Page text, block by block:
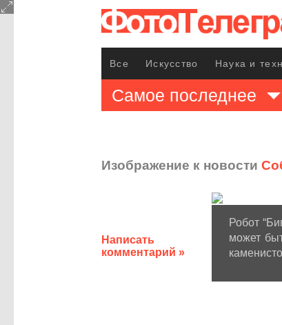
Все Искусство Наука и
Самое последнее
Изображение к новости
Написать
комментарий »
Робот
может